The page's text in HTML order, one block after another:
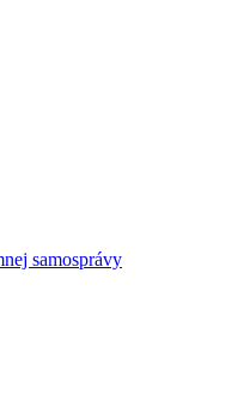
samosprávy